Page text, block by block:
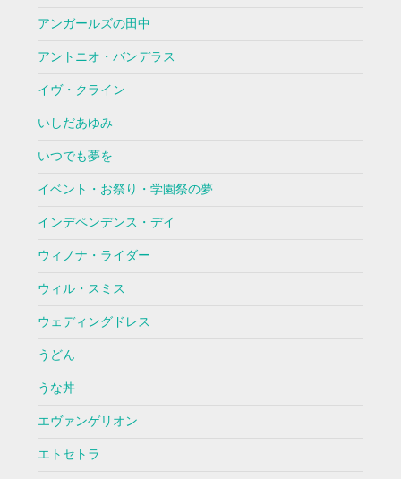
アンガールズの田中
アントニオ・バンデラス
イヴ・クライン
いしだあゆみ
いつでも夢を
イベント・お祭り・学園祭の夢
インデペンデンス・デイ
ウィノナ・ライダー
ウィル・スミス
ウェディングドレス
うどん
うな丼
エヴァンゲリオン
エトセトラ